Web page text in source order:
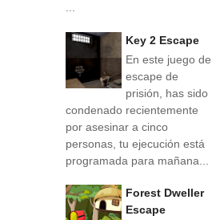
...
Key 2 Escape
En este juego de
escape de
prisión, has sido
condenado recientemente
por asesinar a cinco
personas, tu ejecución está
programada para mañana...
Forest Dweller
Escape